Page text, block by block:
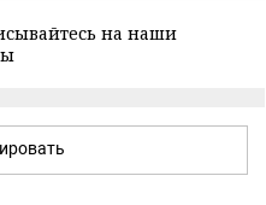
на наши